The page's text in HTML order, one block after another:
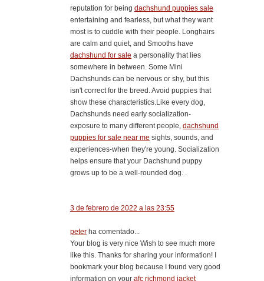
reputation for being dachshund puppies sale
entertaining and fearless, but what they want
most is to cuddle with their people. Longhairs
are calm and quiet, and Smooths have
dachshund for sale a personality that lies
somewhere in between. Some Mini
Dachshunds can be nervous or shy, but this
isn't correct for the breed. Avoid puppies that
show these characteristics.Like every dog,
Dachshunds need early socialization-
exposure to many different people, dachshund
puppies for sale near me sights, sounds, and
experiences-when they're young. Socialization
helps ensure that your Dachshund puppy
grows up to be a well-rounded dog. .
3 de febrero de 2022 a las 23:55
peter ha comentado...
Your blog is very nice Wish to see much more
like this. Thanks for sharing your information! I
bookmark your blog because I found very good
information on your afc richmond jacket